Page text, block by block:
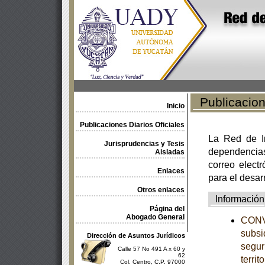
Inicio
Publicaciones Diarios Oficiales
Jurisprudencias y Tesis
Aisladas
Enlaces
Otros enlaces
Página del
Abogado General
Dirección de Asuntos Jurídicos
Calle 57 No 491 A x 60 y
62
Col. Centro, C.P. 97000
La Red de
correo
para el
Información